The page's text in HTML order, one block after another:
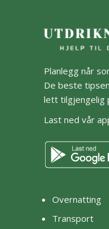
Planlegg når
De beste
lett tilgjengelig
Last ned vår
Overnatting
Transport